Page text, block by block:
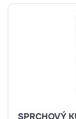
SPRCHOVÝ